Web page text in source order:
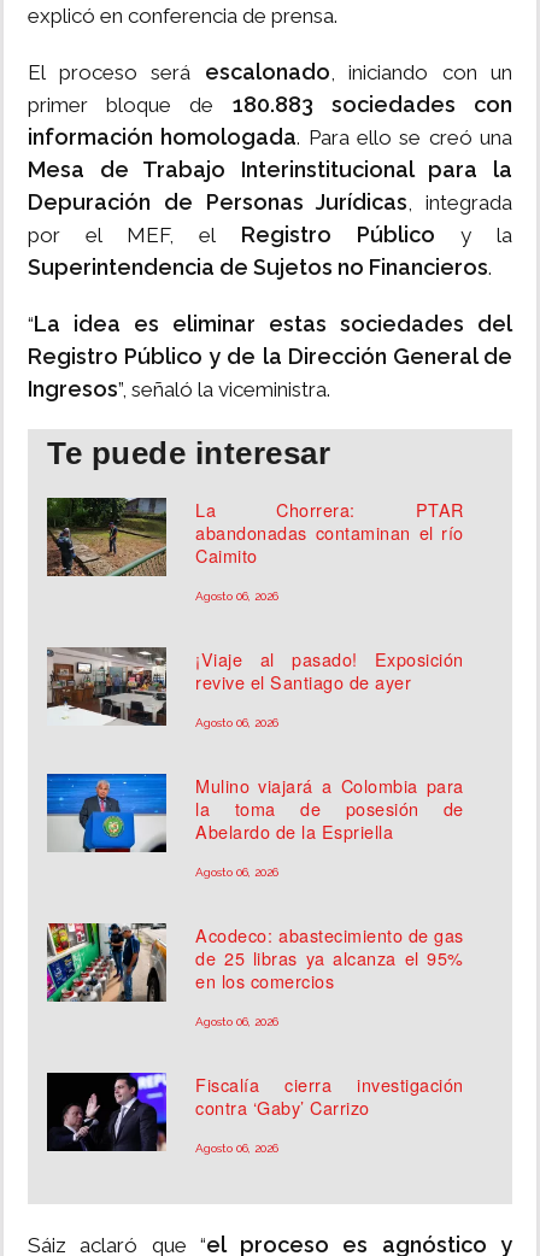
explicó en conferencia de prensa.
El proceso será escalonado, iniciando con un
primer bloque de 180.883 sociedades con
información homologada. Para ello se creó una
Mesa de Trabajo Interinstitucional para la
Depuración de Personas Jurídicas, integrada
por el MEF, el Registro Público y la
Superintendencia de Sujetos no Financieros.
“La idea es eliminar estas sociedades del
Registro Público y de la Dirección General de
Ingresos”, señaló la viceministra.
Te puede interesar
La Chorrera: PTAR
abandonadas contaminan el río
Caimito
Agosto 06, 2026
¡Viaje al pasado! Exposición
revive el Santiago de ayer
Agosto 06, 2026
Mulino viajará a Colombia para
la toma de posesión de
Abelardo de la Espriella
Agosto 06, 2026
Acodeco: abastecimiento de gas
de 25 libras ya alcanza el 95%
en los comercios
Agosto 06, 2026
Fiscalía cierra investigación
contra ‘Gaby’ Carrizo
Agosto 06, 2026
Sáiz aclaró que “el proceso es agnóstico y